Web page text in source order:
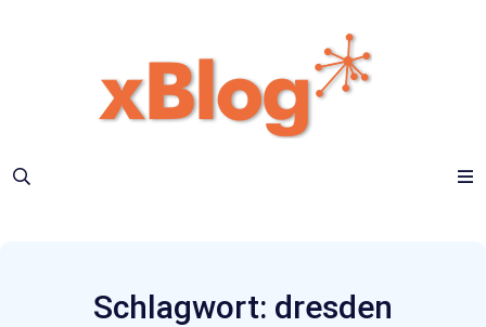
Schlagwort: dresden